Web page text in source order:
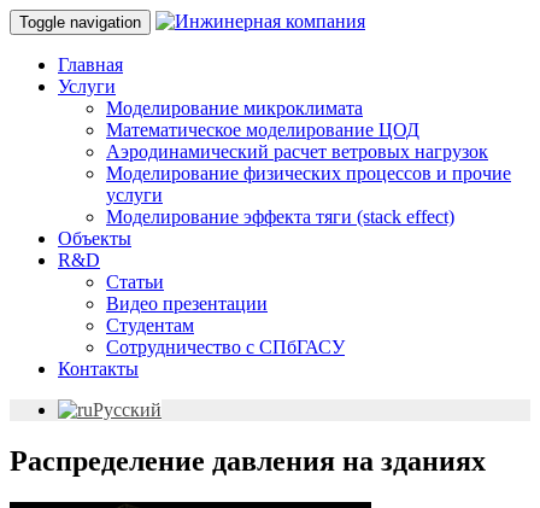
Toggle navigation
Главная
Услуги
Моделирование микроклимата
Математическое моделирование ЦОД
Аэродинамический расчет ветровых нагрузок
Моделирование физических процессов и прочие
услуги
Моделирование эффекта тяги (stack effect)
Объекты
R&D
Статьи
Видео презентации
Студентам
Сотрудничество с СПбГАСУ
Контакты
Русский
Распределение давления на зданиях